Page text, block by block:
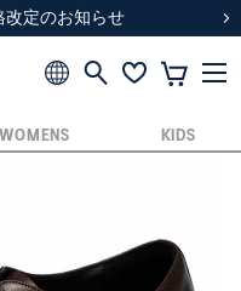
改定のお知らせ
知らせ
改定のお知らせ
知らせ
WOMENS KIDS